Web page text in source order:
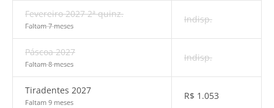
Fevereiro 2027 2ª quinz.
Faltam 7 meses
Indisp.
Páscoa 2027
Faltam 8 meses
Indisp.
Tiradentes 2027
Faltam 9 meses
R$ 1.053